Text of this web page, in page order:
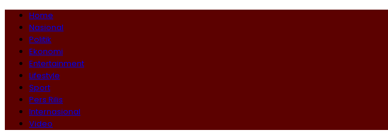
Home
Nasional
Politik
Ekonomi
Entertainment
Lifestyle
Sport
Pers Rilis
Internasional
Video